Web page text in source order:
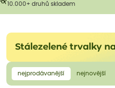
10.000+ druhů skladem
Stálezelené trvalky
nejprodávanější nejnovější